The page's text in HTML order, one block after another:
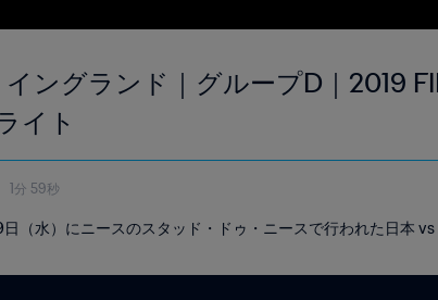
イングランド｜グループD｜2019
イト
1分 59秒
（水）にニースのスタッド・ドゥ・ニースで行われた日本